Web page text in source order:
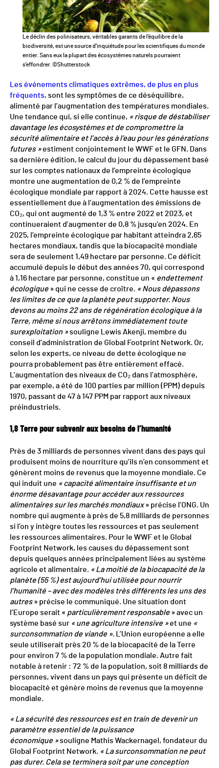
Le déclin des polinisateurs, véritables garants de l’équilibre de la
biodiversité, est une source d’inquiétude pour les scientifiques du monde
entier. Sans eux la plupart des écosystèmes naturels pourraient
s’effondrer. ©Shutterstock
Les événements climatiques extrêmes, de plus en plus
fréquents, sont les symptômes de ce déséquilibre,
alimenté par l’augmentation des températures mondiales.
Une tendance qui, si elle continue, « risque de déstabiliser
davantage les écosystèmes et de compromettre la
sécurité alimentaire et l’accès à l’eau pour les générations
futures »estiment conjointement le WWF et le GFN. Dans
sa dernière édition, le calcul du jour du dépassement basé
sur les comptes nationaux de l’empreinte écologique
montre une augmentation de 0,2 % de l’empreinte
écologique mondiale par rapport à 2024. Cette hausse est
essentiellement due à l’augmentation des émissions de
CO₂, qui ont augmenté de 1,3 % entre 2022 et 2023, et
continueraient d’augmenter de 0,8 % jusqu’en 2024. En
2025, l’empreinte écologique par habitant atteindra 2,65
hectares mondiaux, tandis que la biocapacité mondiale
sera de seulement 1,49 hectare par personne. Ce déficit
accumulé depuis le début des années 70, qui correspond
à 1,16 hectare par personne, constitue un « endettement
écologique » qui ne cesse de croître. « Nous dépassons
les limites de ce que la planète peut supporter. Nous
devons au moins 22 ans de régénération écologique à la
Terre, même si nous arrêtons immédiatement toute
surexploitation »souligne Lewis Akenji, membre du
conseil d’administration de Global Footprint Network. Or,
selon les experts, ce niveau de dette écologique ne
pourra probablement pas être entièrement effacé.
L’augmentation des niveaux de CO₂ dans l’atmosphère,
par exemple, a été de 100 parties par million (PPM) depuis
1970, passant de 47 à 147 PPM par rapport aux niveaux
préindustriels.
1,8 Terre pour subvenir aux besoins de l’humanité
Près de 3 milliards de personnes vivent dans des pays qui
produisent moins de nourriture qu’ils n’en consomment et
génèrent moins de revenus que la moyenne mondiale. Ce
qui induit une « capacité alimentaire insuffisante et un
énorme désavantage pour accéder aux ressources
alimentaires sur les marchés mondiaux» précise l’ONG. Un
nombre qui augmente à près de 5,8 milliards de personnes
si l’on y intègre toutes les ressources et pas seulement
les ressources alimentaires. Pour le WWF et le Global
Footprint Network, les causes du dépassement sont
depuis quelques années principalement liées au système
agricole et alimentaire. « La moitié de la biocapacité de la
planète (55 %) est aujourd’hui utilisée pour nourrir
l’humanité – avec des modèles très différents les uns des
autres» précise le communiqué. Une situation dont
l’Europe serait « particulièrement responsable » avec un
système basé sur « une agriculture intensive »et une «
surconsommation de viande ».
L’Union européenne a elle
seule utiliserait près 20 % de la biocapacité de la Terre
pour environ 7 % de la population mondiale. Autre fait
notable à retenir : 72 % de la population, soit 8 milliards de
personnes, vivent dans un pays qui présente un déficit de
biocapacité et génère moins de revenus que la moyenne
mondiale.
« La sécurité des ressources est en train de devenir un
paramètre essentiel de la puissance
économique »souligne Mathis Wackernagel, fondateur du
Global Footprint Network. « La surconsommation ne peut
pas durer. Cela se terminera soit par une conception